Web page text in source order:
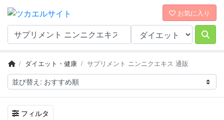
お気に入り
ダイエット・健康 サプリメント ニンニクエキス 通販
フィルタ